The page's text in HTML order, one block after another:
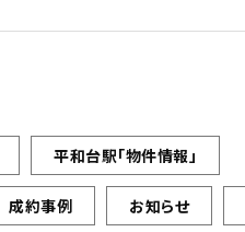
平和台駅「物件情報」
成約事例 お知らせ